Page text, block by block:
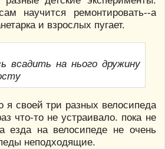
научится ремонтировать--а
и взрослых пугает.
всадить на нього дружину
я своей три разных велосипеда
что-то не устраивало. пока не
езда на велосипеде не очень
неподходящие.